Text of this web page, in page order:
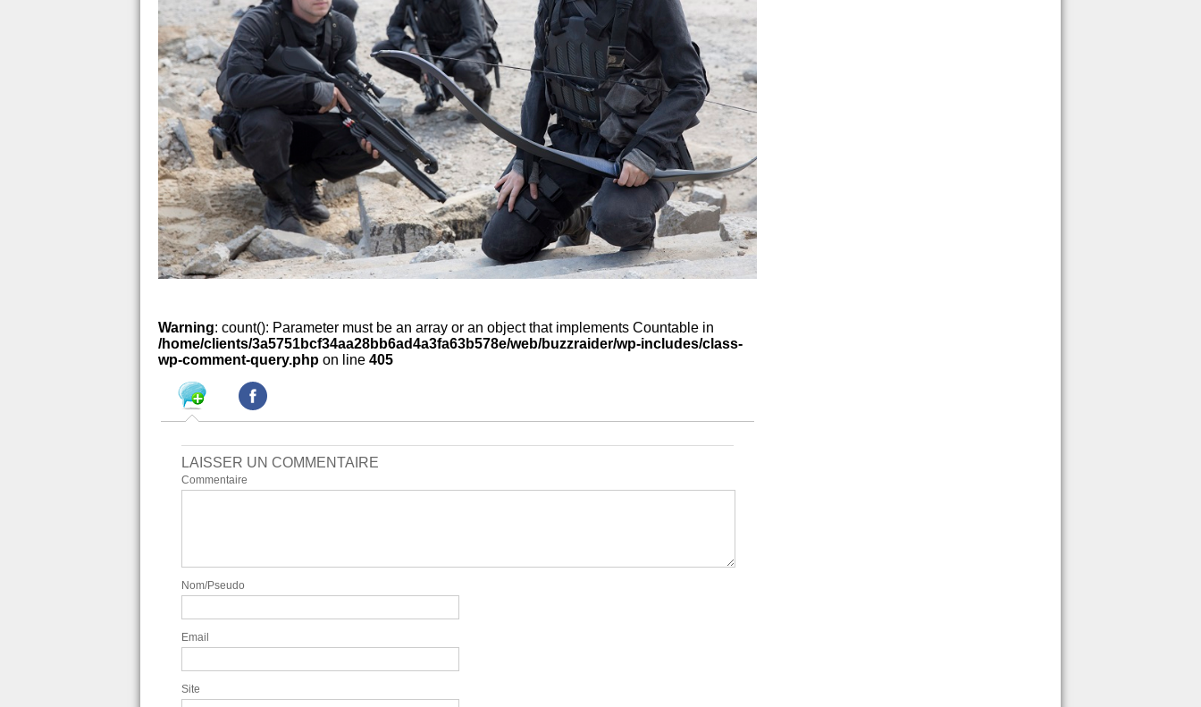
Warning: count(): Parameter must be an array or an object that implements Countable in
/home/clients/3a5751bcf34aa28bb6ad4a3fa63b578e/web/buzzraider/wp-includes/class-
wp-comment-query.php on line 405
LAISSER UN COMMENTAIRE
Commentaire
Nom/Pseudo
Email
Site